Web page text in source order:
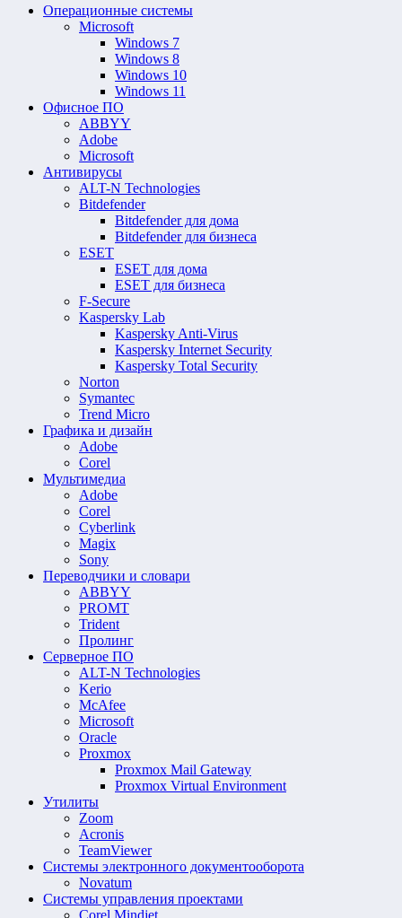
Операционные системы
Microsoft
Windows 7
Windows 8
Windows 10
Windows 11
Офисное ПО
ABBYY
Adobe
Microsoft
Антивирусы
ALT-N Technologies
Bitdefender
Bitdefender для дома
Bitdefender для бизнеса
ESET
ESET для дома
ESET для бизнеса
F-Secure
Kaspersky Lab
Kaspersky Anti-Virus
Kaspersky Internet Security
Kaspersky Total Security
Norton
Symantec
Trend Micro
Графика и дизайн
Adobe
Corel
Мультимедиа
Adobe
Corel
Cyberlink
Magix
Sony
Переводчики и словари
ABBYY
PROMT
Trident
Пролинг
Серверное ПО
ALT-N Technologies
Kerio
McAfee
Microsoft
Oracle
Proxmox
Proxmox Mail Gateway
Proxmox Virtual Environment
Утилиты
Zoom
Acronis
TeamViewer
Системы электронного документооборота
Novatum
Системы управления проектами
Corel Mindjet